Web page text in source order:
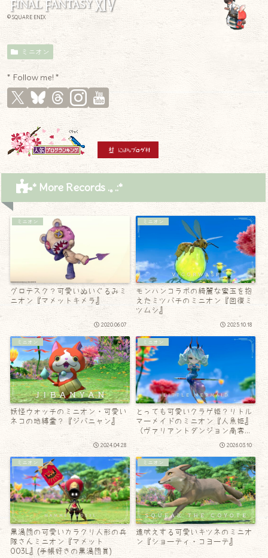
© SQUARE ENIX
ミニオン
* Follow me! *
* More Records .｡.:*
ミニオン
グロテスク？可愛いぬいぐるみミ
ニオン『マメットキメラ』
2020.06.07
ミニオン
モンハンコラボの綺麗な蜜玉を抱
えたミツバチのミニオン『回復ミ
ツムシ』
2025.10.18
ミニオン
妖怪ウォッチのミニオン・可愛い
ネコの地縛霊？『ジバニャン』
2024.04.28
ミニオン
とっても可愛いクラゲ姫？リトル
マーメイドのミニオン『人魚姫』
（ヴァリアントダンジョン商客物
2026.03.10
ミニオン
黒渦団の可愛いカラクリ人形の兵
隊さんミニオン『マメット
003L』(手帳好きの黒渦団員)
ミニオン
遠吠えする可愛いキツネのミニオ
ン『ショーティ・コヨーテ』